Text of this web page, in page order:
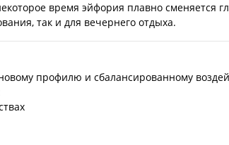
время эйфория плавно сменяется
так и для вечернего отдыха.
профилю и сбалансированному